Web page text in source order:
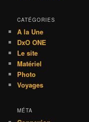
CATÉGORIES
A la Une
DxO ONE
Le site
Matériel
Photo
Voyages
MÉTA